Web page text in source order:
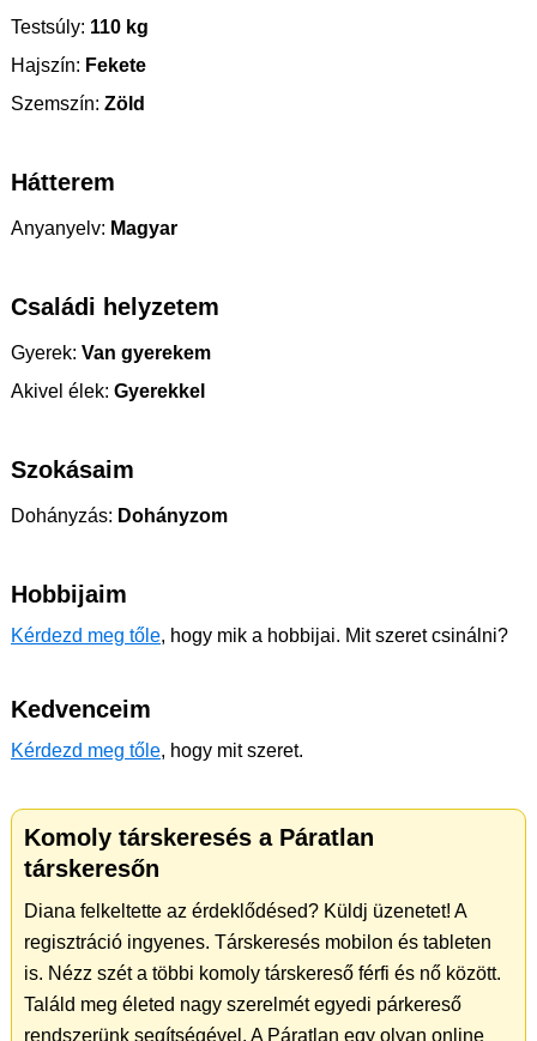
Testsúly: 110 kg
Hajszín: Fekete
Szemszín: Zöld
Hátterem
Anyanyelv: Magyar
Családi helyzetem
Gyerek: Van gyerekem
Akivel élek: Gyerekkel
Szokásaim
Dohányzás: Dohányzom
Hobbijaim
Kérdezd meg tőle, hogy mik a hobbijai. Mit szeret csinálni?
Kedvenceim
Kérdezd meg tőle, hogy mit szeret.
Komoly társkeresés a Páratlan
társkeresőn
Diana felkeltette az érdeklődésed? Küldj üzenetet! A
regisztráció ingyenes. Társkeresés mobilon és tableten
is. Nézz szét a többi komoly társkereső férfi és nő között.
Találd meg életed nagy szerelmét egyedi párkereső
rendszerünk segítségével. A Páratlan egy olyan online